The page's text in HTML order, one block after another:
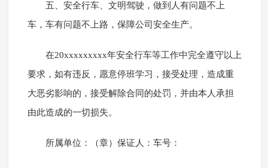
五、安全行车、文明驾驶，做到人有问题不上
车，车有问题不上路，保障公司安全生产。
在20xxxxxxxxx年安全行车等工作中完全遵守以上
要求，如有违反，愿意停班学习，接受处理，造成重
大恶劣影响的，接受解除合同的处罚，并由本人承担
由此造成的一切损失。
所属单位：（章）保证人：车号：